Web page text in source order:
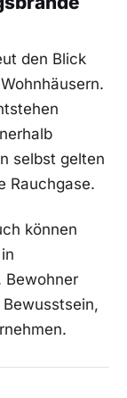
den Blick
selbst gelten
Rauchgase.
können
Bewohner